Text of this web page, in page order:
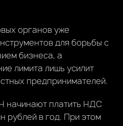
органов уже
для борьбы с
бизнеса, а
лимита лишь усилит
предпринимателей.
начинают платить НДС
рублей в год. При этом